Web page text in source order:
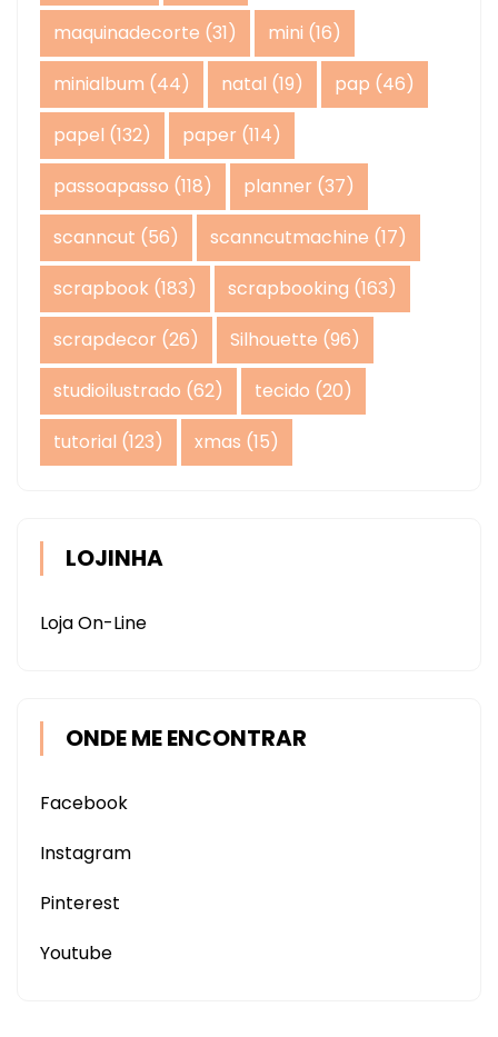
maquinadecorte (31) mini (16)
minialbum (44) natal (19) pap (46)
papel (132) paper (114)
passoapasso (118) planner (37)
scanncut (56) scanncutmachine (17)
scrapbook (183) scrapbooking (163)
scrapdecor (26) Silhouette (96)
studioilustrado (62) tecido (20)
tutorial (123) xmas (15)
LOJINHA
Loja On-Line
ONDE ME ENCONTRAR
Facebook
Instagram
Pinterest
Youtube